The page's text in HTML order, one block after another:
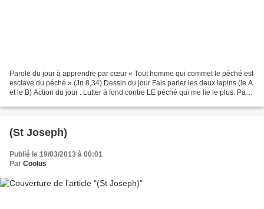
Parole du jour à apprendre par cœur « Tout homme qui commet le péché est
esclave du péché » (Jn 8,34) Dessin du jour Fais parler les deux lapins (le A
et le B) Action du jour : Lutter à fond contre LE péché qui me lie le plus. Pas
(St Joseph)
Publié le 19/03/2013 à 00:01
Par Coolus